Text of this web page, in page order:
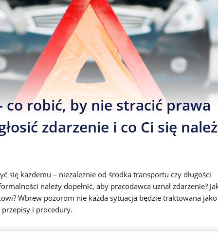
robić, by nie stracić prawa
zdarzenie i co Ci się
się każdemu – niezależnie od środka transportu czy długości
należy dopełnić, aby pracodawca uznał zdarzenie?
Wbrew pozorom nie każda sytuacja będzie traktowana jako
i procedury.